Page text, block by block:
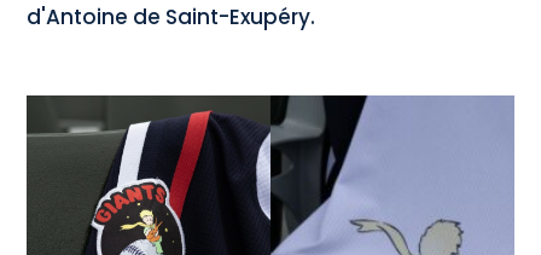
d'Antoine de Saint-Exupéry.